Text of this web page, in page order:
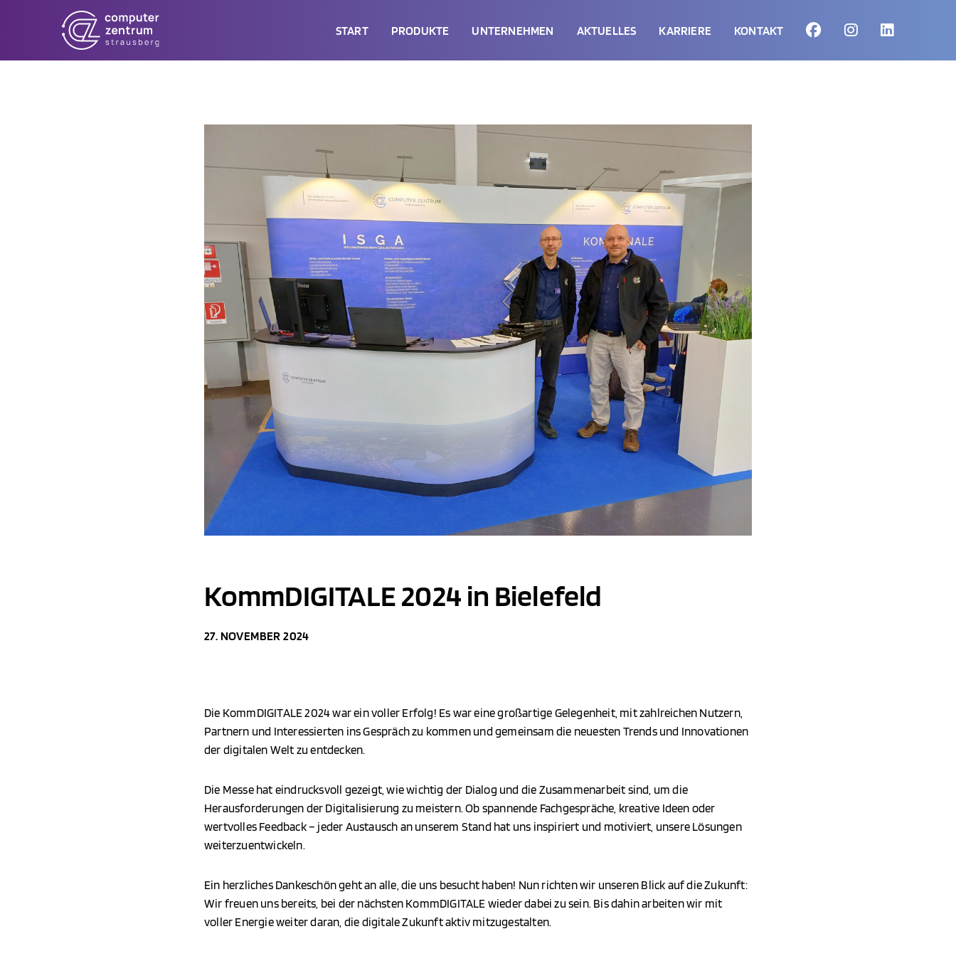
START PRODUKTE UNTERNEHMEN AKTUELLES KARRIERE KONTAKT
KommDIGITALE 2024 in Bielefeld
27. NOVEMBER 2024
Die KommDIGITALE 2024 war ein voller Erfolg! Es war eine großartige Gelegenheit, mit zahlreichen Nutzern,
Partnern und Interessierten ins Gespräch zu kommen und gemeinsam die neuesten Trends und Innovationen
der digitalen Welt zu entdecken.
Die Messe hat eindrucksvoll gezeigt, wie wichtig der Dialog und die Zusammenarbeit sind, um die
Herausforderungen der Digitalisierung zu meistern. Ob spannende Fachgespräche, kreative Ideen oder
wertvolles Feedback – jeder Austausch an unserem Stand hat uns inspiriert und motiviert, unsere Lösungen
weiterzuentwickeln.
Ein herzliches Dankeschön geht an alle, die uns besucht haben! Nun richten wir unseren Blick auf die Zukunft:
Wir freuen uns bereits, bei der nächsten KommDIGITALE wieder dabei zu sein. Bis dahin arbeiten wir mit
voller Energie weiter daran, die digitale Zukunft aktiv mitzugestalten.